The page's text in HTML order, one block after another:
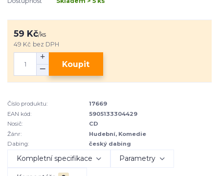
59 Kč/ks
49 Kč bez DPH
Koupit
Číslo produktu:
17669
EAN kód:
5905133304429
Nosič:
CD
Žánr:
Hudební, Komedie
Dabing:
český dabing
Kompletní specifikace Parametry